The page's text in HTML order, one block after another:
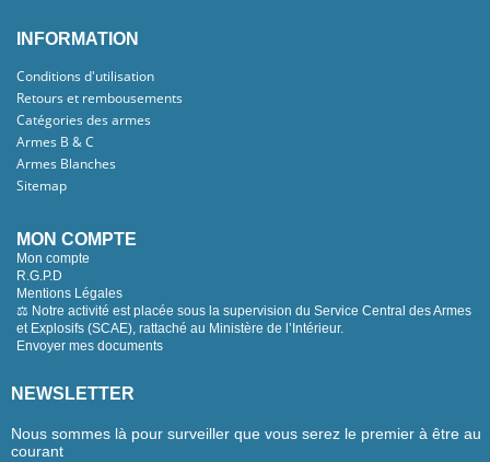
INFORMATION
Conditions d'utilisation
Retours et rembousements
Catégories des armes
Armes B & C
Armes Blanches
Sitemap
MON COMPTE
Mon compte
R.G.P.D
Mentions Légales
⚖️ Notre activité est placée sous la supervision du Service Central des Armes
et Explosifs (SCAE), rattaché au Ministère de l’Intérieur.
Envoyer mes documents
NEWSLETTER
Nous sommes là pour surveiller que vous serez le premier à être au
courant